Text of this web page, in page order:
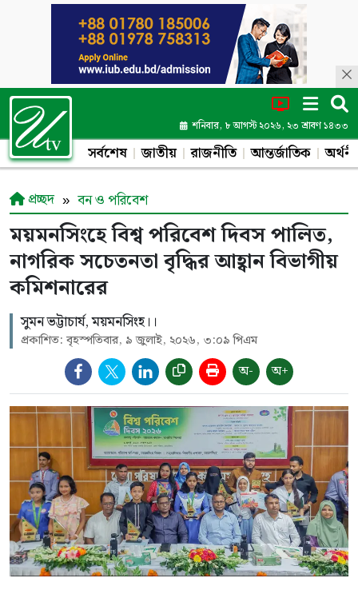
শনিবার, ৮ আগস্ট ২০২৬, ২৩ শ্রাবণ ১৪৩৩
সর্বশেষ জাতীয় রাজনীতি আন্তর্জাতিক
প্রচ্ছদ বন ও পরিবেশ
ময়মনসিংহে বিশ্ব পরিবেশ দিবস পালিত,
নাগরিক সচেতনতা বৃদ্ধির আহ্বান বিভাগীয়
কমিশনারের
সুমন ভট্টাচার্য, ময়মনসিংহ।।
প্রকাশিত: বৃহস্পতিবার, ৯ জুলাই, ২০২৬, ৩:০৯ পিএম
অ- অ+